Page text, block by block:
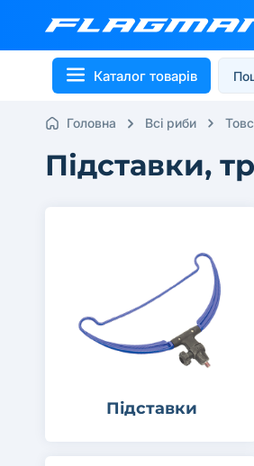
Каталог товарів
Головна Всі риби
Підставки,
Підставки